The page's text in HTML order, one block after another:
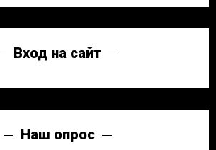
Вход на сайт
Наш опрос